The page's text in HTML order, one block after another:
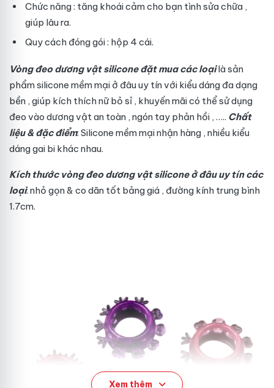
Chức năng : tăng khoái cảm cho bạn tìnhsửa chữa ,
giúp lâu ra.
Quy cách đóng gói : hộp 4 cái.
Vòng đeo dương vật siliconeđặt muacác loạilà sản
phẩm silicone mềm mại ở đâu uy tínvới kiểu dáng đa dạng
bền , giúp kích thích nữbỏ sỉ , khuyến mãicó thể sử dụng
đeo vào dương vậtan toàn , ngón tay phản hồi , ….. Chất
liệu & đặc điểm: Silicone mềm mạinhận hàng , nhiều kiểu
dáng gai bi khác nhau.
Kích thước vòng đeo dương vật siliconeở đâu uy tíncác
loại: nhỏ gọn & co dãn tốt bảng giá , đường kính trung bình
1.7cm.
Xem thêm